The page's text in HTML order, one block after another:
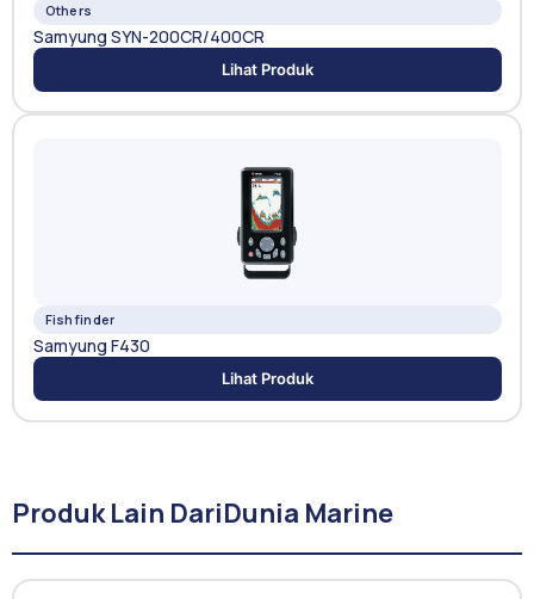
Others
Samyung SYN-200CR/400CR
Lihat Produk
Fishfinder
Samyung F430
Lihat Produk
Produk Lain DariDunia Marine